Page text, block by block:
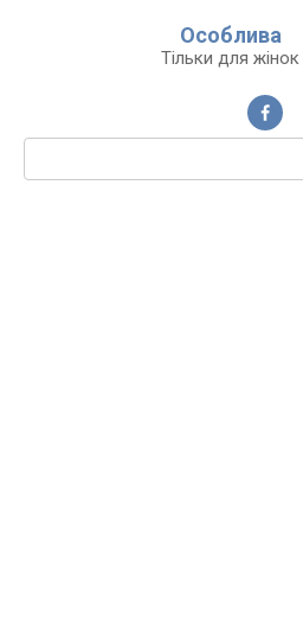
Особлива
Тільки для жінок
Пошук: